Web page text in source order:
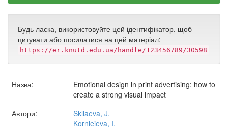
Будь ласка, використовуйте цей ідентифікатор, щоб
цитувати або посилатися на цей матеріал:
https://er.knutd.edu.ua/handle/123456789/30598
Назва:
Emotional design in print advertising: how to
create a strong visual impact
Автори:
Skliaeva, J.
Kornieieva, I.